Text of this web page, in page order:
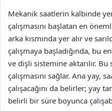
Mekanik saatlerin kalbinde
çalışmasını başlatan en
arka kısmında yer alır ve
çalışmaya başladığında, bu
ve dişli sistemine aktarılır.
çalışmasını sağlar. Ana yay,
çalışacağını da belirler; yay
belirli bir süre boyunca